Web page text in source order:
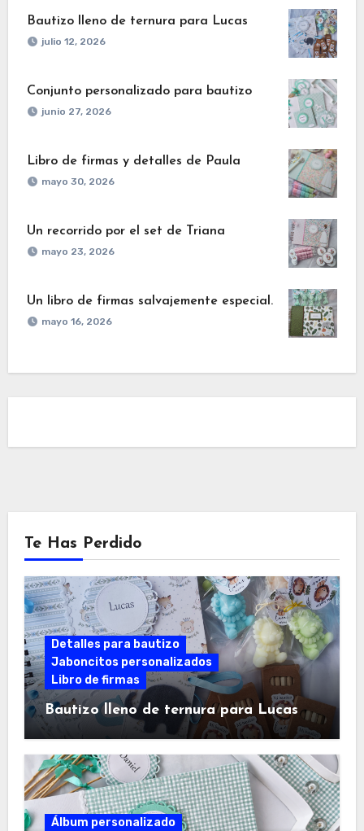
Bautizo lleno de ternura para Lucas
julio 12, 2026
Conjunto personalizado para bautizo
junio 27, 2026
Libro de firmas y detalles de Paula
mayo 30, 2026
Un recorrido por el set de Triana
mayo 23, 2026
Un libro de firmas salvajemente especial.
mayo 16, 2026
Te Has Perdido
Detalles para bautizo
Jaboncitos personalizados
Libro de firmas
Bautizo lleno de ternura para Lucas
Álbum personalizado